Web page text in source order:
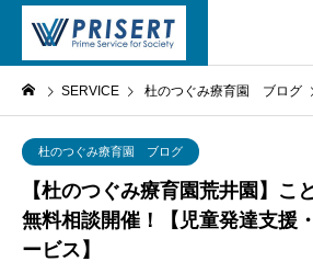
SERVICE 杜のつぐみ療育園 ブログ
杜のつぐみ療育園 ブログ
【杜のつぐみ療育園荒井園】こ
無料相談開催！【児童発達支援
ービス】